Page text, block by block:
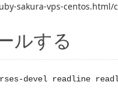
sakura-vps-centos.html/
ルする
devel readline